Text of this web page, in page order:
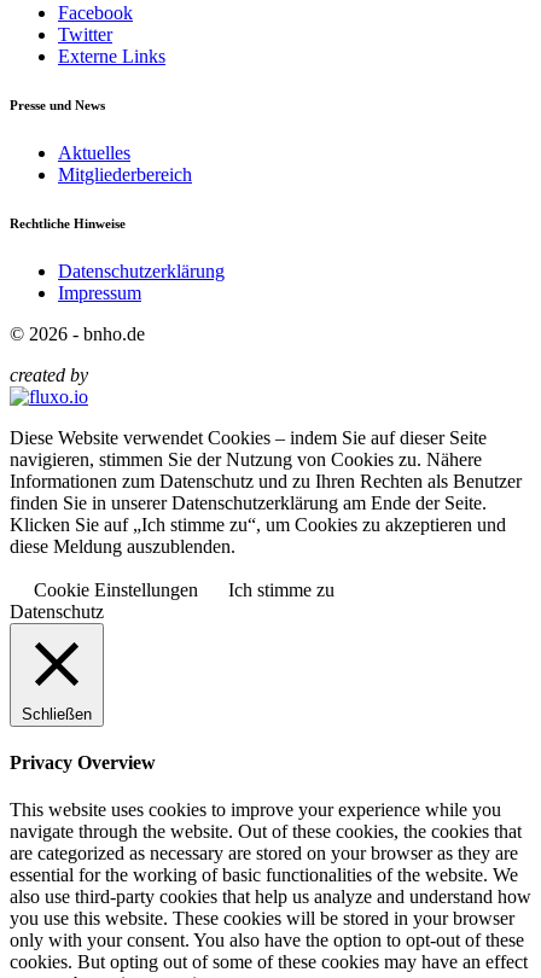
Facebook
Twitter
Externe Links
Presse und News
Aktuelles
Mitgliederbereich
Rechtliche Hinweise
Datenschutzerklärung
Impressum
© 2026 - bnho.de
created by
Diese Website verwendet Cookies – indem Sie auf dieser Seite
navigieren, stimmen Sie der Nutzung von Cookies zu. Nähere
Informationen zum Datenschutz und zu Ihren Rechten als Benutzer
finden Sie in unserer Datenschutzerklärung am Ende der Seite.
Klicken Sie auf „Ich stimme zu“, um Cookies zu akzeptieren und
diese Meldung auszublenden.
Cookie Einstellungen
Ich stimme zu
Datenschutz
Schließen
Privacy Overview
This website uses cookies to improve your experience while you
navigate through the website. Out of these cookies, the cookies that
are categorized as necessary are stored on your browser as they are
essential for the working of basic functionalities of the website. We
also use third-party cookies that help us analyze and understand how
you use this website. These cookies will be stored in your browser
only with your consent. You also have the option to opt-out of these
cookies. But opting out of some of these cookies may have an effect